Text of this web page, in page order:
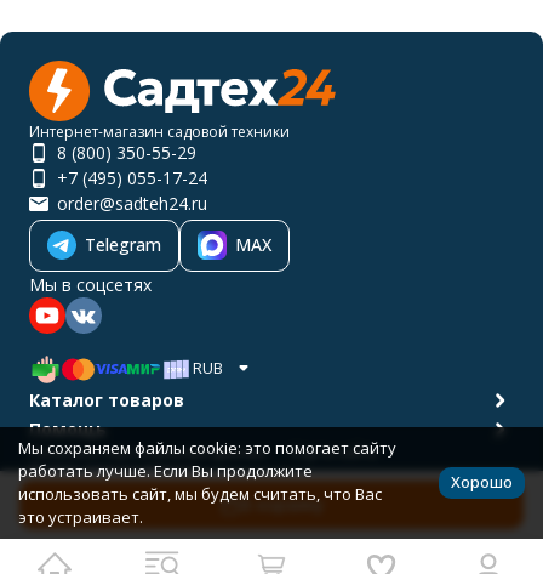
В корзину
Интернет-магазин садовой техники
8 (800) 350-55-29
+7 (495) 055-17-24
order@sadteh24.ru
Telegram
MAX
Мы в соцсетях
RUB
Каталог товаров
Помощь
Политика персональных данных
Карта сайта
© 2001-2026 САДТЕХ24
Разработано вbodysite.ru
Мы сохраняем файлы cookie: это помогает сайту
работать лучше. Если Вы продолжите
использовать сайт, мы будем считать, что Вас
это устраивает.
Хорошо